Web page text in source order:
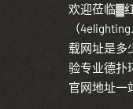
欢迎莅临▓
（
载网址是多
验专业德扑
官网地址一